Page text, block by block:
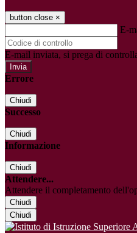
button close ×
E-
E-mail inviata, si prega di
Errore
Chiudi
Successo
Chiudi
Informazione
Chiudi
Attendere...
Attendere il completamento
Chiudi
Chiudi